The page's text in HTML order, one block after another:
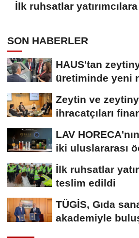
İlk ruhsatlar
SON HABERLER
HAUS'tan
üretiminde yeni
Zeytin ve
ihracatçıları
LAV
iki uluslararası
İlk ruhsatlar
teslim edildi
TÜGİS, Gıda
akademiyle